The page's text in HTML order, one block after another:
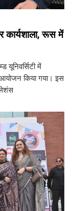
रूस में
में
आयोजन किया गया। इस